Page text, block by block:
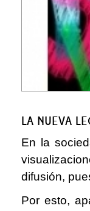
LA NUEVA
En la
difusión,
Por esto,